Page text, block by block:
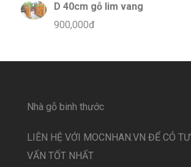
D 40cm gỗ lim vang
900,000đ
Nhà gỗ binh thước
LIÊN HỆ VỚI MOCNHAN.VN ĐỂ CÓ TƯ
VẤN TỐT NHẤT